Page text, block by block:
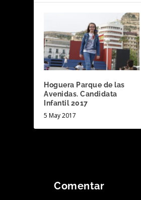
Hoguera Parque de las
Avenidas. Candidata
Infantil 2017
5 May 2017
Comentar